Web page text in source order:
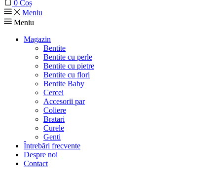
0 Coș
Meniu
Meniu
Magazin
Bentite
Bentite cu perle
Bentite cu pietre
Bentite cu flori
Bentite Baby
Cercei
Accesorii par
Coliere
Bratari
Curele
Genti
Întrebări frecvente
Despre noi
Contact